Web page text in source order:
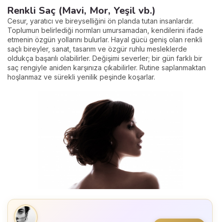
Renkli Saç (Mavi, Mor, Yeşil vb.)
Cesur, yaratıcı ve bireyselliğini ön planda tutan insanlardır.
Toplumun belirlediği normları umursamadan, kendilerini ifade
etmenin özgün yollarını bulurlar. Hayal gücü geniş olan renkli
saçlı bireyler, sanat, tasarım ve özgür ruhlu mesleklerde
oldukça başarılı olabilirler. Değişimi severler; bir gün farklı bir
saç rengiyle aniden karşınıza çıkabilirler. Rutine saplanmaktan
hoşlanmaz ve sürekli yenilik peşinde koşarlar.